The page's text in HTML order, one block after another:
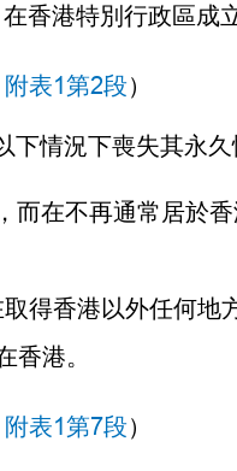
香港特別行政區成
表1第2段）
情況下喪失其永久
而在不再通常居於
得香港以外任何地
香港。
表1第7段）